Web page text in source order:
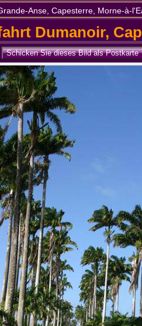
Anse, Capesterre, Morne-à-
Dumanoir,